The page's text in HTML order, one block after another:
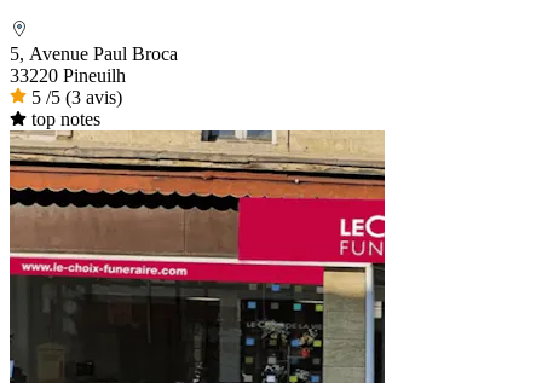
5, Avenue Paul Broca
33220 Pineuilh
5 /5 (3 avis)
top notes